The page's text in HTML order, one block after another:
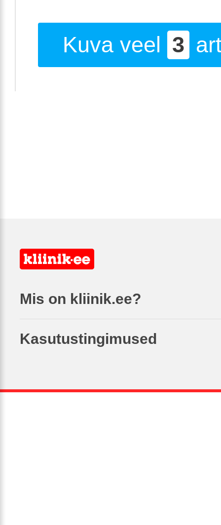
Kuva veel 3
Mis on kliinik.ee?
Kasutustingimused